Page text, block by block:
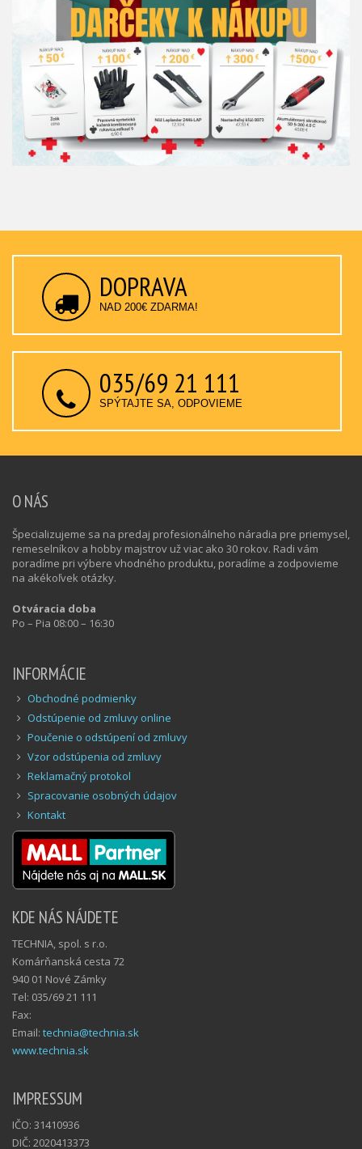
DOPRAVA
NAD 200€ ZDARMA!
035/69 21 111
SPÝTAJTE SA, ODPOVIEME
O NÁS
Špecializujeme sa na predaj profesionálneho náradia pre priemysel,
remeselníkov a hobby majstrov už viac ako 30 rokov. Radi vám
poradíme pri výbere vhodného produktu, poradíme a zodpovieme
na akékoľvek otázky.
Otváracia doba
Po – Pia 08:00 – 16:30
INFORMÁCIE
Obchodné podmienky
Odstúpenie od zmluvy online
Poučenie o odstúpení od zmluvy
Vzor odstúpenia od zmluvy
Reklamačný protokol
Spracovanie osobných údajov
Kontakt
KDE NÁS NÁJDETE
TECHNIA, spol. s r.o.
Komárňanská cesta 72
940 01 Nové Zámky
Tel: 035/69 21 111
Fax:
Email: technia@technia.sk
www.technia.sk
IMPRESSUM
IČO: 31410936
DIČ: 2020413373